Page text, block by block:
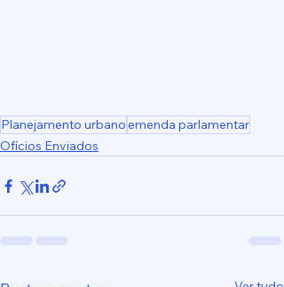
Planejamento urbanoemenda parlamentar
Ofícios Enviados